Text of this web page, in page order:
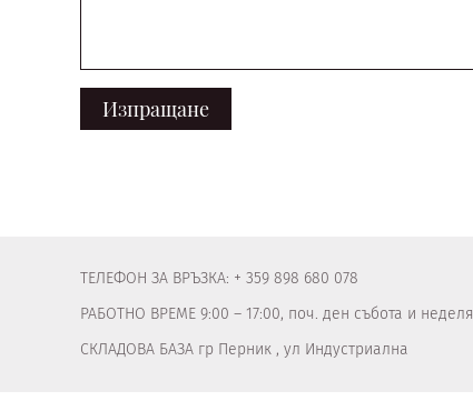
ТЕЛЕФОН ЗА ВРЪЗКА: + 359 898 680 078
РАБОТНО ВРЕМЕ 9:00 – 17:00, поч. ден събота и неделя
СКЛАДОВА БАЗА гр Перник , ул Индустриална